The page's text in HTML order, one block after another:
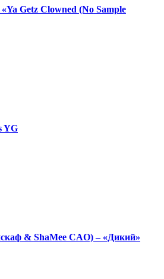
Getz Clowned (No Sample
YG
& ShaMee CAO) – «Дикий»